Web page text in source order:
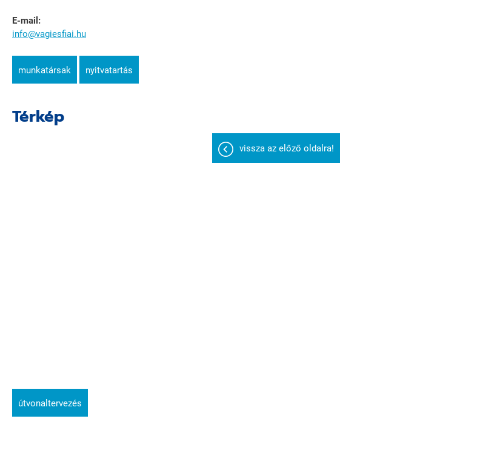
E-mail:
info@vagiesfiai.hu
munkatársak nyitvatartás
Térkép
útvonaltervezés
vissza az előző oldalra!